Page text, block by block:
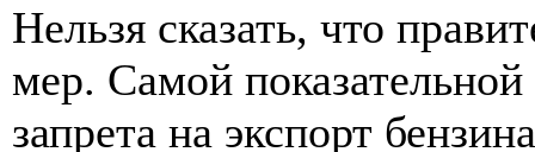
Нельзя сказать, что
мер. Самой
запрета на экспорт